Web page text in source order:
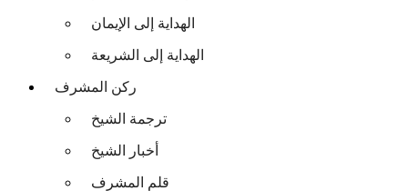
الهداية إلى الإيمان
الهداية إلى الشريعة
ركن المشرف
ترجمة الشيخ
أخبار الشيخ
قلم المشرف